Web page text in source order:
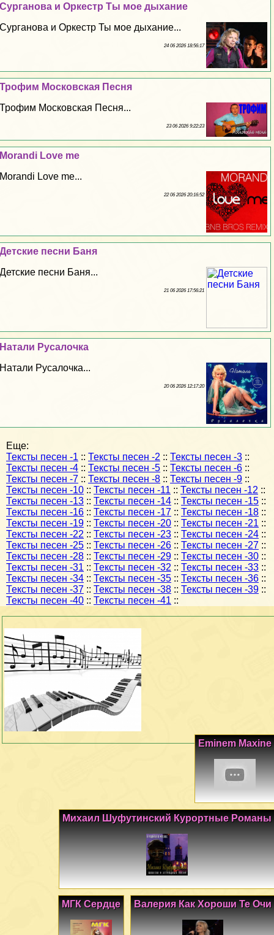
Сурганова и Оркестр Ты мое дыхание
Сурганова и Оркестр Ты мое дыхание...
24 06 2026 18:56:17
Трофим Московская Песня
Трофим Московская Песня...
23 06 2026 9:22:23
Morandi Love me
Morandi Love me...
22 06 2026 20:16:52
Детские песни Баня
Детские песни Баня...
21 06 2026 17:56:21
Натали Русалочка
Натали Русалочка...
20 06 2026 12:17:20
Еще:
Тексты песен -1 :: Тексты песен -2 :: Тексты песен -3 ::
Тексты песен -4 :: Тексты песен -5 :: Тексты песен -6 ::
Тексты песен -7 :: Тексты песен -8 :: Тексты песен -9 ::
Тексты песен -10 :: Тексты песен -11 :: Тексты песен -12 ::
Тексты песен -13 :: Тексты песен -14 :: Тексты песен -15 ::
Тексты песен -16 :: Тексты песен -17 :: Тексты песен -18 ::
Тексты песен -19 :: Тексты песен -20 :: Тексты песен -21 ::
Тексты песен -22 :: Тексты песен -23 :: Тексты песен -24 ::
Тексты песен -25 :: Тексты песен -26 :: Тексты песен -27 ::
Тексты песен -28 :: Тексты песен -29 :: Тексты песен -30 ::
Тексты песен -31 :: Тексты песен -32 :: Тексты песен -33 ::
Тексты песен -34 :: Тексты песен -35 :: Тексты песен -36 ::
Тексты песен -37 :: Тексты песен -38 :: Тексты песен -39 ::
Тексты песен -40 :: Тексты песен -41 ::
Eminem Maxine
Михаил Шуфутинский Курортные Романы
Валерия Как Хороши Те Очи
МГК Сердце